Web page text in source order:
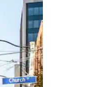
την εξερευνήσετε με την